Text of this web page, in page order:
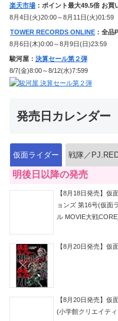
楽天市場 ：ポイント最大49.5倍 お買
8月4日(火)20:00～8月11日(火)01:59
TOWER RECORDS ONLINE ：全品
8月6日(木)0:00～8月9日(日)23:59
駿河屋： 決算セール第２弾
8/7(金)8:00～8/12(水)7:599
発売日カレンダー
仮面ライダー 戦隊／
明後日以降の発売
【8月18日発売】仮
ョンズ 第16号(仮面
ル MOVIE大戦
【8月20日発売】
【8月20日発売】
(小学館クリエイテ